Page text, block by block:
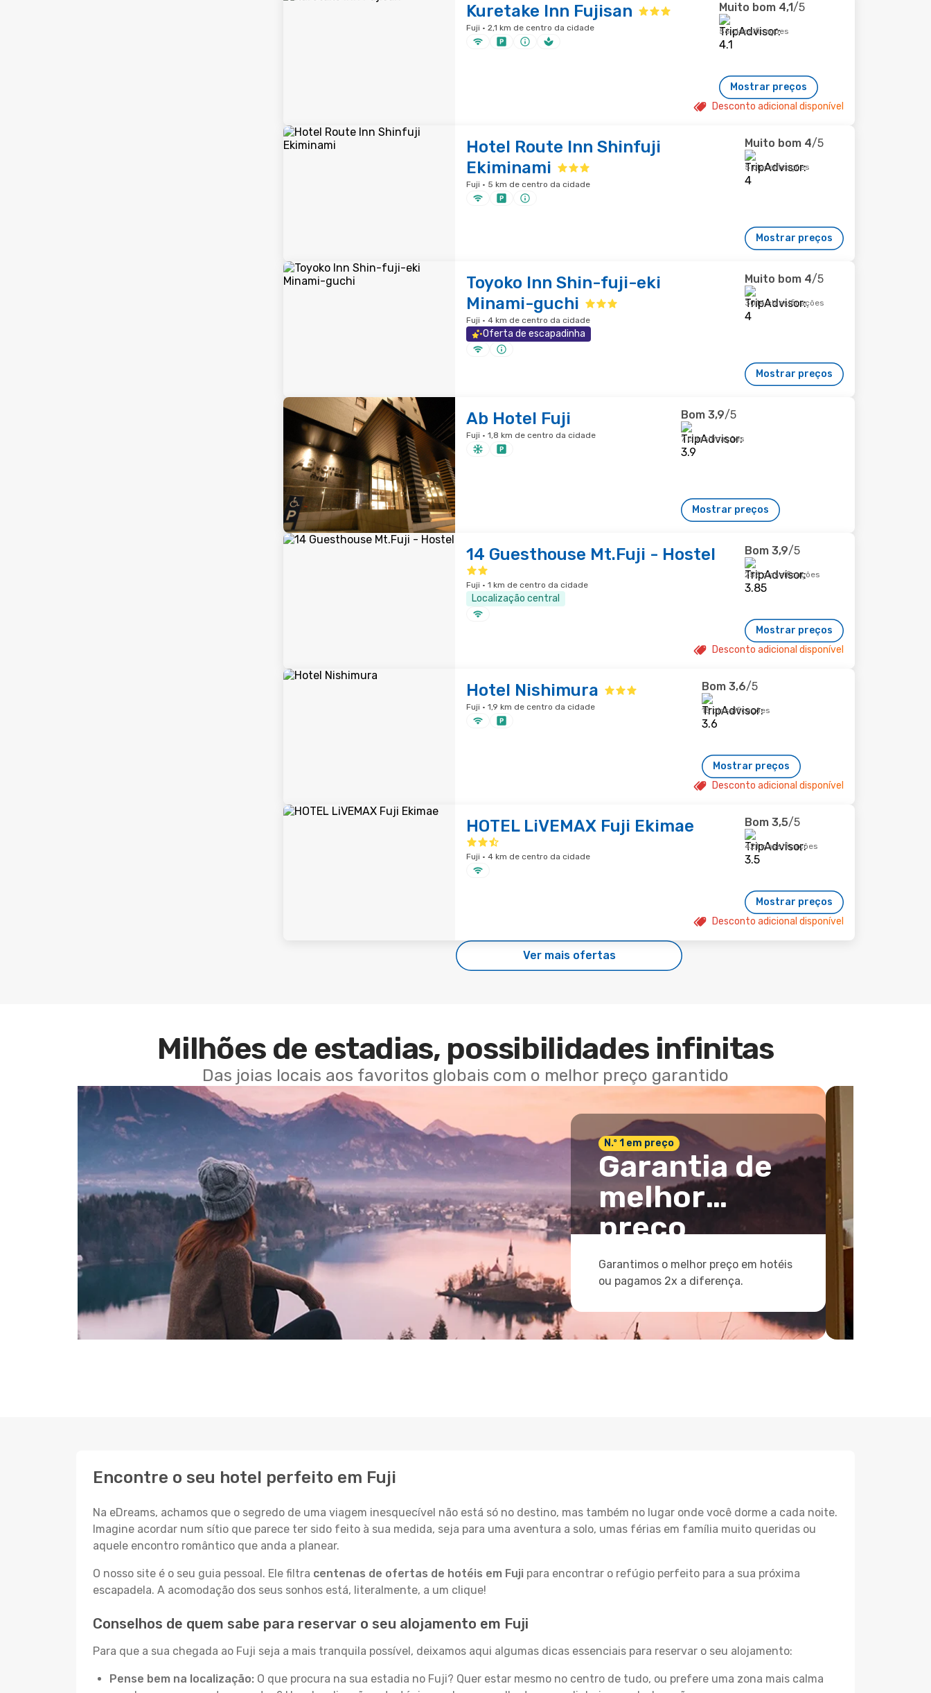
Kuretake Inn Fujisan
Fuji · 2,1 km de centro da cidade
Muito bom 4,1/5
56 classificações
Mostrar preços
Desconto adicional disponível
Hotel Route Inn Shinfuji
Ekiminami
Fuji · 5 km de centro da cidade
Muito bom 4/5
5 classificações
Mostrar preços
Toyoko Inn Shin-fuji-eki
Minami-guchi
Fuji · 4 km de centro da cidade
Oferta de escapadinha
Muito bom 4/5
3014 classificações
Mostrar preços
Ab Hotel Fuji
Fuji · 1,8 km de centro da cidade
Bom 3,9/5
7 classificações
Mostrar preços
14 Guesthouse Mt.Fuji - Hostel
Fuji · 1 km de centro da cidade
Localização central
Bom 3,9/5
253 classificações
Mostrar preços
Desconto adicional disponível
Hotel Nishimura
Fuji · 1,9 km de centro da cidade
Bom 3,6/5
15 classificações
Mostrar preços
Desconto adicional disponível
HOTEL LiVEMAX Fuji Ekimae
Fuji · 4 km de centro da cidade
Bom 3,5/5
421 classificações
Mostrar preços
Desconto adicional disponível
Ver mais ofertas
Milhões de estadias, possibilidades infinitas
Das joias locais aos favoritos globais com o melhor preço garantido
N.º 1 em preço
Garantia de
melhor
preço
Garantimos o melhor preço em hotéis
ou pagamos 2x a diferença.
Encontre o seu hotel perfeito em Fuji
Na eDreams, achamos que o segredo de uma viagem inesquecível não está só no destino, mas também no lugar onde você dorme a cada noite.
Imagine acordar num sítio que parece ter sido feito à sua medida, seja para uma aventura a solo, umas férias em família muito queridas ou
aquele encontro romântico que anda a planear.
O nosso site é o seu guia pessoal. Ele filtra centenas de ofertas de hotéis em Fuji para encontrar o refúgio perfeito para a sua próxima
escapadela. A acomodação dos seus sonhos está, literalmente, a um clique!
Conselhos de quem sabe para reservar o seu alojamento em Fuji
Para que a sua chegada ao Fuji seja a mais tranquila possível, deixamos aqui algumas dicas essenciais para reservar o seu alojamento:
Pense bem na localização: O que procura na sua estadia no Fuji? Quer estar mesmo no centro de tudo, ou prefere uma zona mais calma